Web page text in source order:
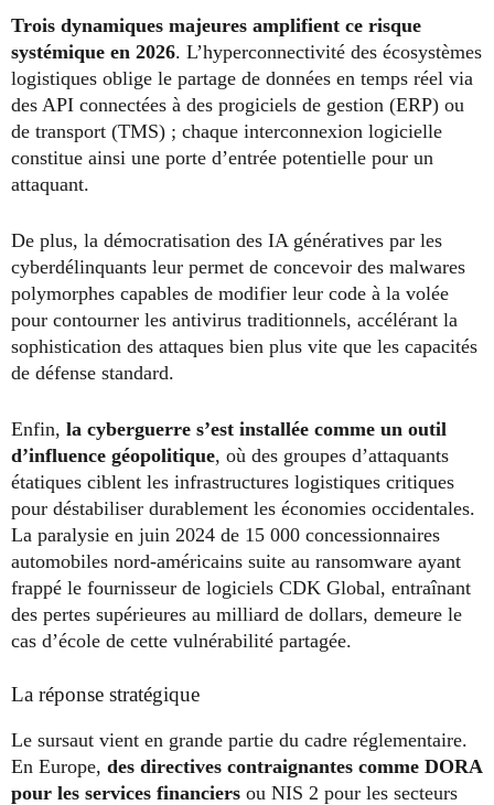
Trois dynamiques majeures amplifient ce risque
systémique en 2026. L’hyperconnectivité des écosystèmes
logistiques oblige le partage de données en temps réel via
des API connectées à des progiciels de gestion (ERP) ou
de transport (TMS) ; chaque interconnexion logicielle
constitue ainsi une porte d’entrée potentielle pour un
attaquant.
De plus, la démocratisation des IA génératives par les
cyberdélinquants leur permet de concevoir des malwares
polymorphes capables de modifier leur code à la volée
pour contourner les antivirus traditionnels, accélérant la
sophistication des attaques bien plus vite que les capacités
de défense standard.
Enfin, la cyberguerre s’est installée comme un outil
d’influence géopolitique, où des groupes d’attaquants
étatiques ciblent les infrastructures logistiques critiques
pour déstabiliser durablement les économies occidentales.
La paralysie en juin 2024 de 15 000 concessionnaires
automobiles nord-américains suite au ransomware ayant
frappé le fournisseur de logiciels CDK Global, entraînant
des pertes supérieures au milliard de dollars, demeure le
cas d’école de cette vulnérabilité partagée.
La réponse stratégique
Le sursaut vient en grande partie du cadre réglementaire.
En Europe, des directives contraignantes comme DORA
pour les services financiers ou NIS 2 pour les secteurs